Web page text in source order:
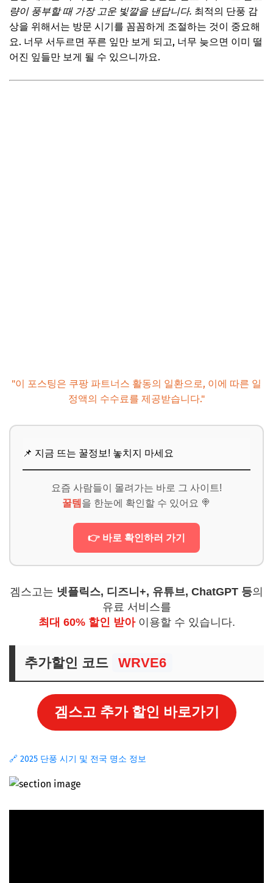
📸 2. 인생샷을 위한 촬영 팁과 포즈 제안
📝 3. 숙소 및 교통편 예약 노하우 & 주의사항
📌 지금 뜨는 꿀정보! 놓치지 마세요
량이 풍부할 때 가장 고운 빛깔을 낸답니다. 최적의 단풍 감
상을 위해서는 방문 시기를 꼼꼼하게 조절하는 것이 중요해
요. 너무 서두르면 푸른 잎만 보게 되고, 너무 늦으면 이미 떨
어진 잎들만 보게 될 수 있으니까요.
"이 포스팅은 쿠팡 파트너스 활동의 일환으로, 이에 따른 일
정액의 수수료를 제공받습니다."
📌 지금 뜨는 꿀정보! 놓치지 마세요
요즘 사람들이 몰려가는 바로 그 사이트!
꿀템 을 한눈에 확인할 수 있어요 🍭
👉 바로 확인하러 가기
겜스고는 넷플릭스, 디즈니+, 유튜브, ChatGPT 등의
유료 서비스를
최대 60% 할인 받아이용할 수 있습니다.
추가할인 코드 WRVE6
겜스고 추가 할인 바로가기
🔗 2025 단풍 시기 및 전국 명소 정보